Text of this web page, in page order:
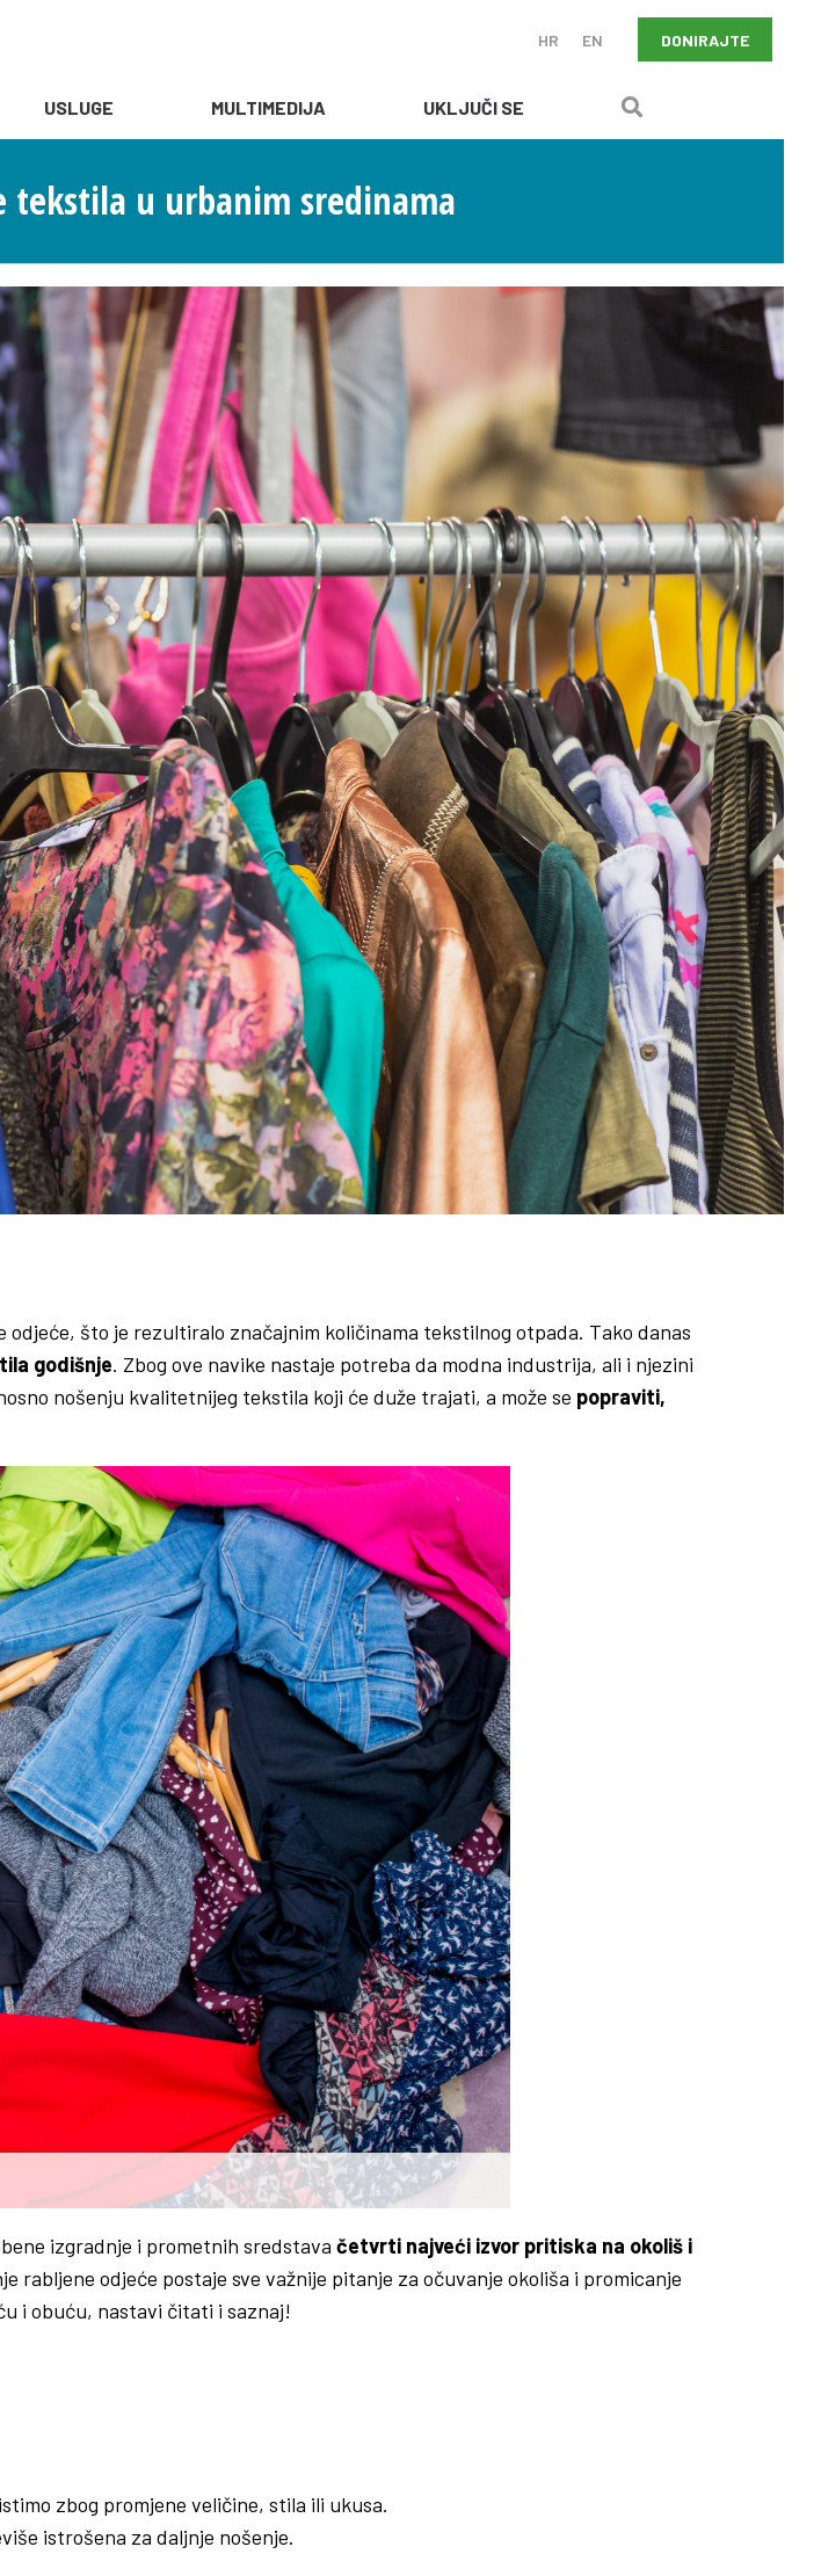
HR EN DONIRAJTE
USLUGE MULTIMEDIJA UKLJUČI SE
tekstila u urbanim sredinama
što je rezultiralo značajnim količinama tekstilnog otpada. Tako danas
godišnje. Zbog ove navike nastaje potreba da modna industrija, ali i njezini
nošenju kvalitetnijeg tekstila koji će duže trajati, a može se popraviti,
izgradnje i prometnih sredstava četvrti najveći izvor pritiska na okoliš i
rabljene odjeće postaje sve važnije pitanje za očuvanje okoliša i promicanje
i obuću, nastavi čitati i saznaj!
zbog promjene veličine, stila ili ukusa.
istrošena za daljnje nošenje.